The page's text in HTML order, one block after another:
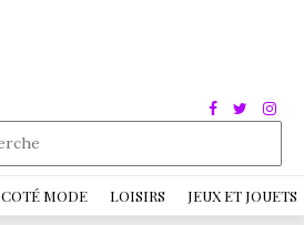
COTÉ MODE LOISIRS JEUX ET JOUETS